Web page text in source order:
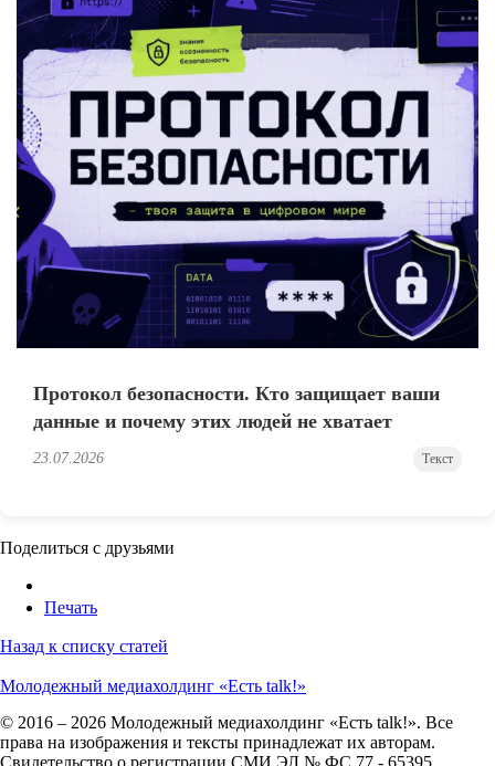
Протокол безопасности. Кто защищает ваши
данные и почему этих людей не хватает
23.07.2026 Текст
Поделиться с друзьями
Печать
Назад к списку статей
Молодежный медиахолдинг «Есть talk!»
© 2016 – 2026 Молодежный медиахолдинг «Есть talk!». Все
права на изображения и тексты принадлежат их авторам.
Свидетельство о регистрации СМИ ЭЛ № ФС 77 - 65395.